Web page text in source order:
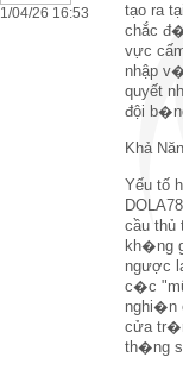
1/04/26 16:53
tạo ra
chắc
vực
nhập
quyết
đội
Khả
Yếu tố
cầu thủ
kh�ng
ngược
c�c
nghi�n
cửa
th�ng